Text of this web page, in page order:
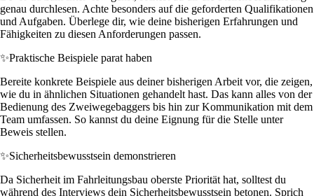
genau durchlesen. Achte besonders auf die geforderten Qualifikationen
und Aufgaben. Überlege dir, wie deine bisherigen Erfahrungen und
Fähigkeiten zu diesen Anforderungen passen.
✨Praktische Beispiele parat haben
Bereite konkrete Beispiele aus deiner bisherigen Arbeit vor, die zeigen,
wie du in ähnlichen Situationen gehandelt hast. Das kann alles von der
Bedienung des Zweiwegebaggers bis hin zur Kommunikation mit dem
Team umfassen. So kannst du deine Eignung für die Stelle unter
Beweis stellen.
✨Sicherheitsbewusstsein demonstrieren
Da Sicherheit im Fahrleitungsbau oberste Priorität hat, solltest du
während des Interviews dein Sicherheitsbewusstsein betonen. Sprich